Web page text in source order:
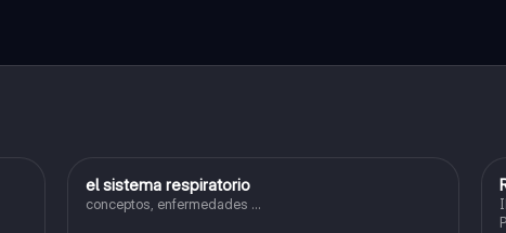
Biologia
el sistema respiratorio
conceptos, enfermedades ...